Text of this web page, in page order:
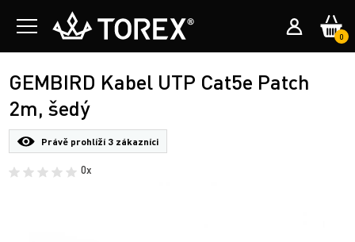
0
GEMBIRD Kabel UTP Cat5e Patch
2m, šedý
Právě prohlíží 3 zákazníci
0x